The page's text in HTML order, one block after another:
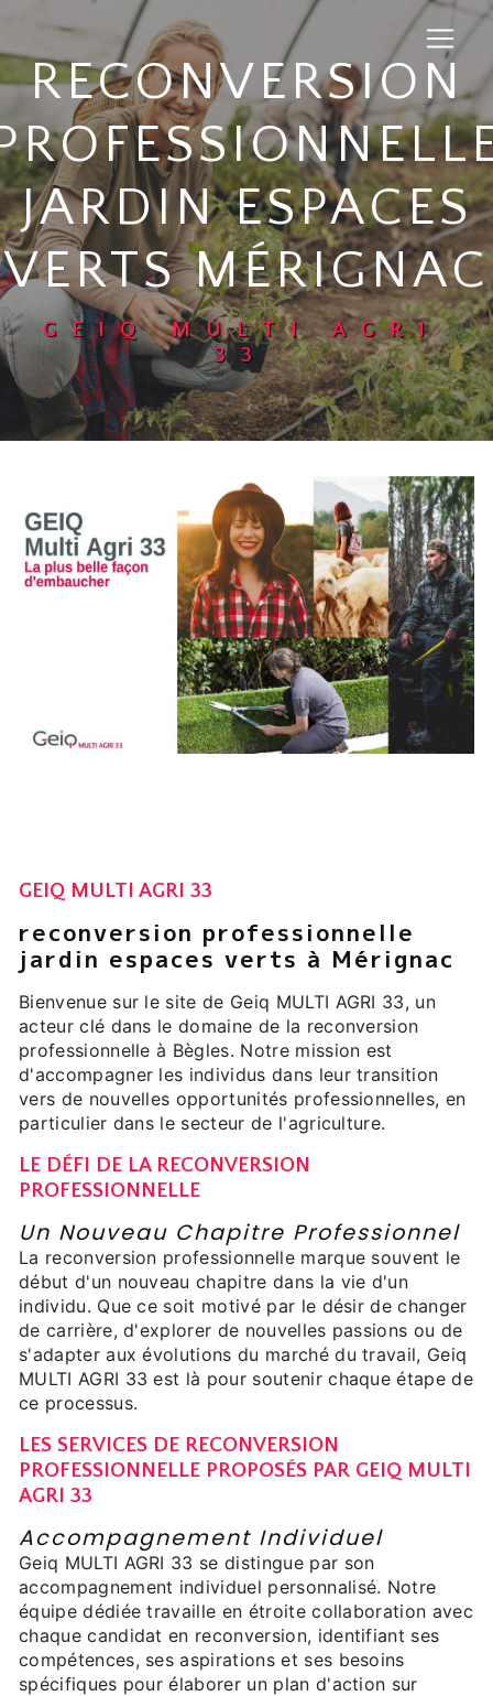
RECONVERSION
JARDIN ESPACES
VERTS MÉRIGNAC
GEIQ MULTI AGRI
33
GEIQ MULTI AGRI 33
reconversion professionnelle
jardin espaces verts à Mérignac
Bienvenue sur le site de Geiq MULTI AGRI 33, un
acteur clé dans le domaine de la reconversion
professionnelle à Bègles. Notre mission est
d'accompagner les individus dans leur transition
vers de nouvelles opportunités professionnelles, en
particulier dans le secteur de l'agriculture.
LE DÉFI DE LA RECONVERSION
PROFESSIONNELLE
Un Nouveau Chapitre Professionnel
La reconversion professionnelle marque souvent le
début d'un nouveau chapitre dans la vie d'un
individu. Que ce soit motivé par le désir de changer
de carrière, d'explorer de nouvelles passions ou de
s'adapter aux évolutions du marché du travail, Geiq
MULTI AGRI 33 est là pour soutenir chaque étape de
ce processus.
LES SERVICES DE RECONVERSION
PROFESSIONNELLE PROPOSÉS PAR GEIQ MULTI
AGRI 33
Accompagnement Individuel
Geiq MULTI AGRI 33 se distingue par son
accompagnement individuel personnalisé. Notre
équipe dédiée travaille en étroite collaboration avec
chaque candidat en reconversion, identifiant ses
compétences, ses aspirations et ses besoins
spécifiques pour élaborer un plan d'action sur
Panneau de gestion des cookies